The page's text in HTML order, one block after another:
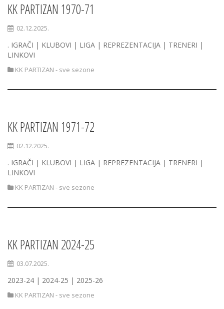
KK PARTIZAN 1970-71
02.12.2025.
. IGRAČI | KLUBOVI | LIGA | REPREZENTACIJA | TRENERI |
LINKOVI
KK PARTIZAN - sve sezone
KK PARTIZAN 1971-72
02.12.2025.
. IGRAČI | KLUBOVI | LIGA | REPREZENTACIJA | TRENERI |
LINKOVI
KK PARTIZAN - sve sezone
KK PARTIZAN 2024-25
03.07.2025.
2023-24 | 2024-25 | 2025-26
KK PARTIZAN - sve sezone